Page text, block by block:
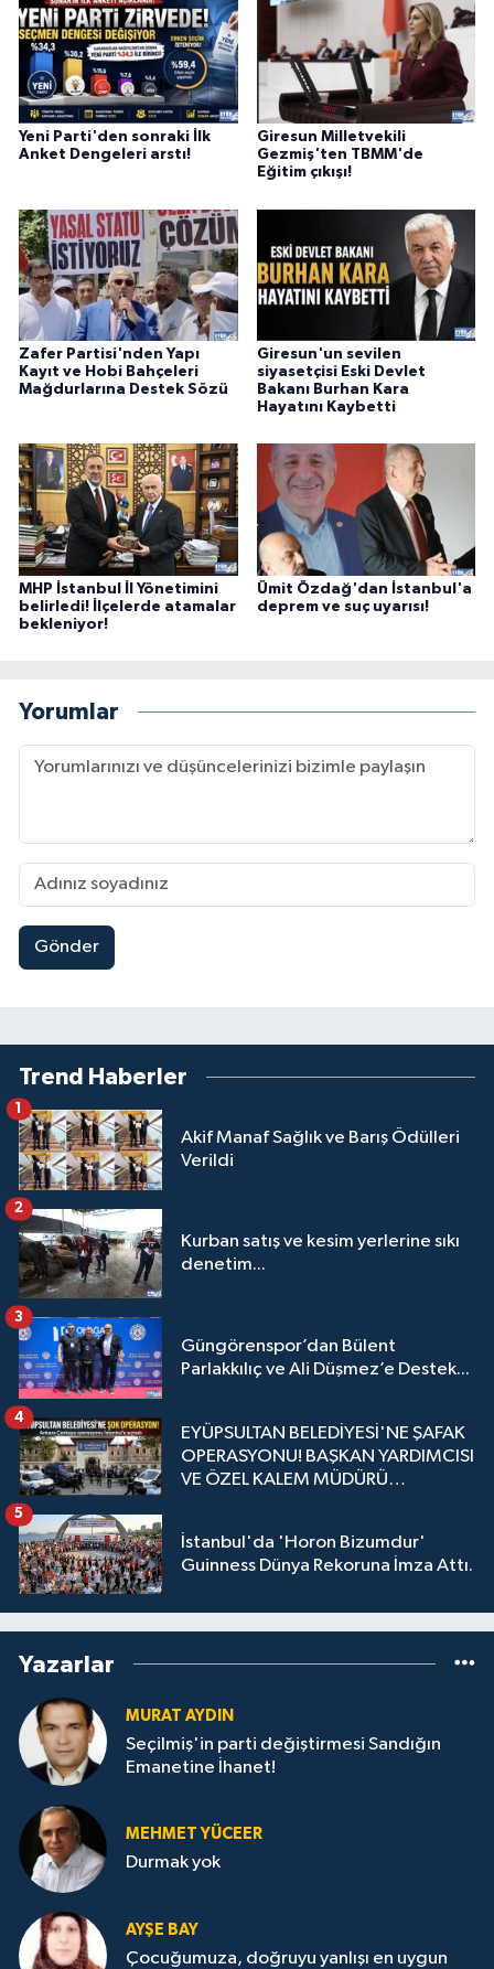
Yeni Parti'den sonraki İlk
Anket Dengeleri arstı!
Giresun Milletvekili
Gezmiş'ten TBMM'de
Eğitim çıkışı!
Zafer Partisi'nden Yapı
Kayıt ve Hobi Bahçeleri
Mağdurlarına Destek Sözü
Giresun'un sevilen
siyasetçisi Eski Devlet
Bakanı Burhan Kara
Hayatını Kaybetti
MHP İstanbul İl Yönetimini
belirledi! İlçelerde atamalar
bekleniyor!
Ümit Özdağ'dan İstanbul'a
deprem ve suç uyarısı!
Yorumlar
Gönder
Trend Haberler
Akif Manaf Sağlık ve Barış Ödülleri
Verildi
1
Kurban satış ve kesim yerlerine sıkı
denetim...
2
Güngörenspor’dan Bülent
Parlakkılıç ve Ali Düşmez’e Destek...
3
EYÜPSULTAN BELEDİYESİ'NE ŞAFAK
OPERASYONU! BAŞKAN YARDIMCISI
VE ÖZEL KALEM MÜDÜRÜ
4
İstanbul'da 'Horon Bizumdur'
Guinness Dünya Rekoruna İmza Attı.
5
Yazarlar
MURAT AYDIN
Seçilmiş'in parti değiştirmesi Sandığın
Emanetine İhanet!
MEHMET YÜCEER
Durmak yok
AYŞE BAY
Çocuğumuza, doğruyu yanlışı en uygun